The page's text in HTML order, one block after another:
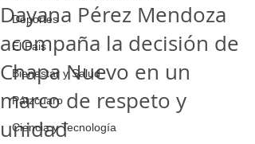
Deportes
El Pais
Bienestar y Salud
Pátzcuaro
Ciencia y Tecnología
Dayana Pérez Mendoza
acompaña la decisión de
Chapa Nuevo en un
marco de respeto y
unidad